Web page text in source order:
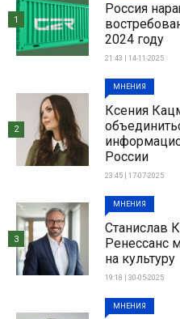
Россия
2024 году
21:43 | 14-11-2025
1
МНЕНИЯ
Ксения
России
23:45 | 17-07-2025
2
МНЕНИЯ
Станислав
Ренессанс
на культуру
19:18 | 30-05-2025
3
МНЕНИЯ